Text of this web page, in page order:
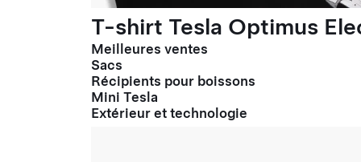
T-shirt Tesla Optimus
Meilleures ventes
Sacs
Récipients pour boissons
Mini Tesla
Extérieur et technologie